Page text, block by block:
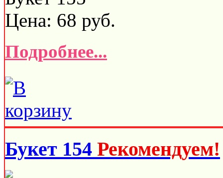
Цена: 68 руб.
Подробнее...
Букет 154 Рекомендуем!